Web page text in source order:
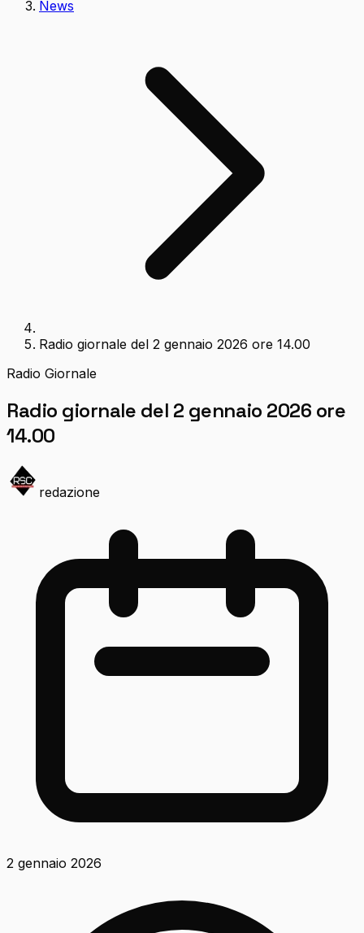
News
Radio giornale del 2 gennaio 2026 ore 14.00
Radio Giornale
Radio giornale del 2 gennaio 2026 ore
14.00
redazione
2 gennaio 2026